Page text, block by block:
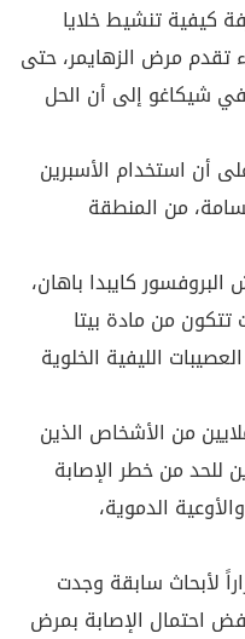
كيفية تنشيط خلايا
تقدم مرض الزهايمر، حتى
شيكاغو إلى أن الحل
أن استخدام الأسبرين
من المنطقة
كايبدا باهان،
من مادة بيتا
الليفية الخلوية
من الأشخاص الذين
للحد من خطر الإصابة
الدموية،
لأبحاث سابقة وجدت
احتمال الإصابة بمرض